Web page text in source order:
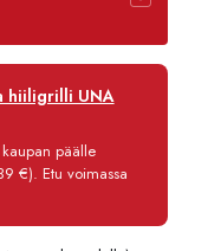
12 kk
3,90 €/kk
8 179,80 €
hiiligrilli UNA
päälle
€). Etu voimassa